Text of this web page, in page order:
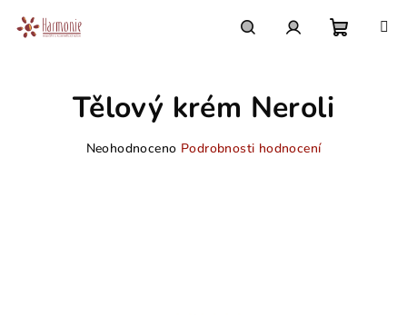
obsah
Tělový krém Neroli
Průměrné
Neohodnoceno Podrobnosti hodnocení